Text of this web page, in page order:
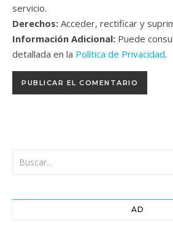
servicio.
Derechos: Acceder, rectificar y
Información Adicional: Puede
detallada en la Política de Privacidad.
AD